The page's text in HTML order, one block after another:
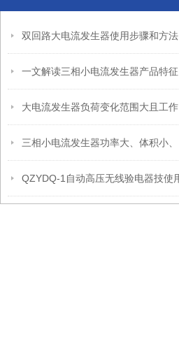
双回路大电流发生器使用步骤和方法
一文解读三相小电流发生器产品特征